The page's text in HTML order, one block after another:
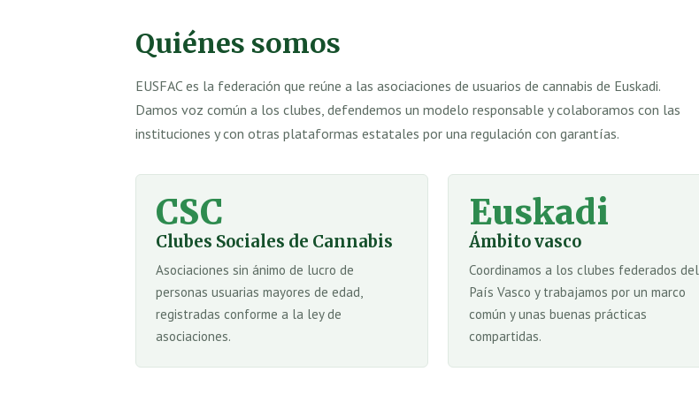
Quiénes somos
EUSFAC es la federación que reúne a las asociaciones de usuarios de cannabis de Euskadi.
Damos voz común a los clubes, defendemos un modelo responsable y colaboramos con las
instituciones y con otras plataformas estatales por una regulación con garantías.
CSC
Clubes Sociales de Cannabis
Asociaciones sin ánimo de lucro de
personas usuarias mayores de edad,
registradas conforme a la ley de
asociaciones.
Euskadi
Ámbito vasco
Coordinamos a los clubes federados del
País Vasco y trabajamos por un marco
común y unas buenas prácticas
compartidas.